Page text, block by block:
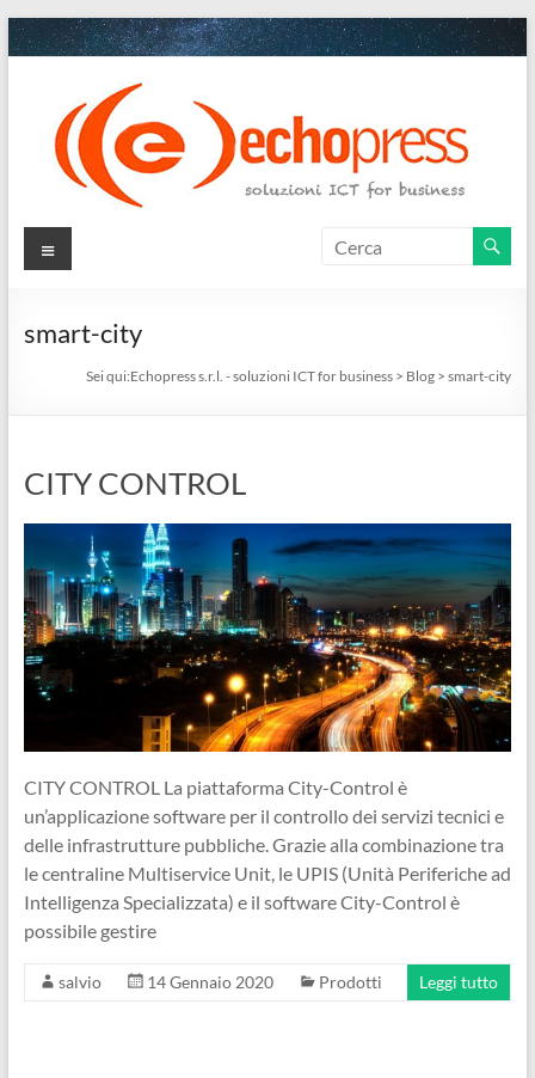
Salta
al
Echopress
–
soluzioni
for
Ingegneri
per
passione
Menu
smart-city
Sei qui:Echopress s.r.l. - soluzioni ICT for business > Blog >smart-city
CITY CONTROL
CITY CONTROL La piattaforma City-Control è
un’applicazione software per il controllo dei servizi tecnici e
delle infrastrutture pubbliche. Grazie alla combinazione tra
le centraline Multiservice Unit, le UPIS (Unità Periferiche ad
Intelligenza Specializzata) e il software City-Control è
possibile gestire
salvio 14 Gennaio 2020 Prodotti Leggi tutto